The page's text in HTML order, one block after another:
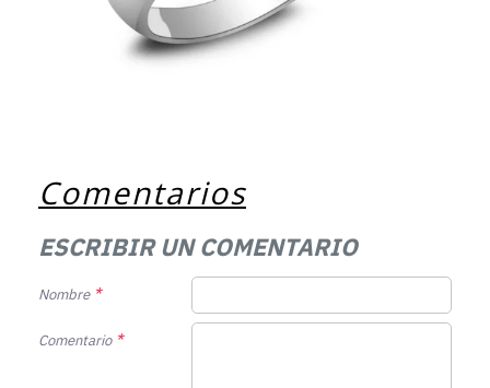
Comentarios
ESCRIBIR UN COMENTARIO
Nombre
Comentario